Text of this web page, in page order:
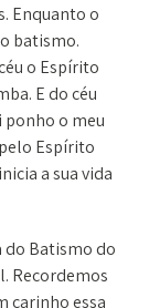
Enquanto o
batismo.
o Espírito
E do céu
ponho o meu
Espírito
a sua vida
do Batismo do
Recordemos
carinho essa